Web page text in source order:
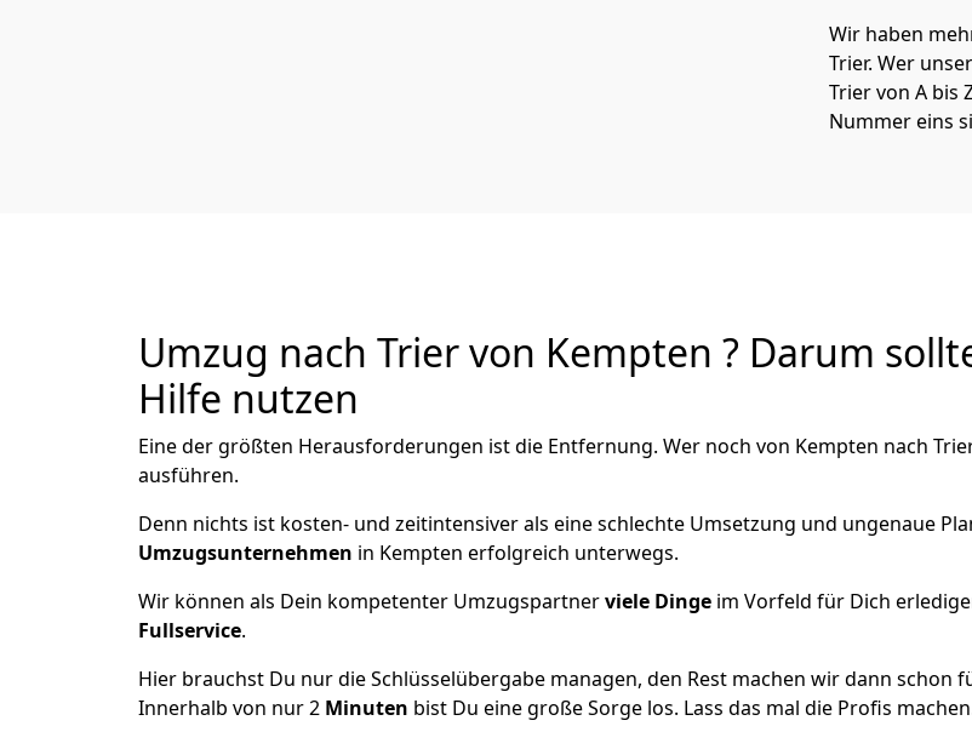
Wir haben
Trier. Wer
Trier von A bis
Nummer eins
Umzug nach Trier von Kempten ? Darum
Hilfe nutzen
Eine der größten Herausforderungen ist die Entfernung. Wer noch von Kempten nach
ausführen.
Denn nichts ist kosten- und zeitintensiver als eine schlechte Umsetzung und ungenaue
Umzugsunternehmen in Kempten erfolgreich unterwegs.
Wir können als Dein kompetenter Umzugspartnerviele Dinge im Vorfeld für Dich
Fullservice.
Hier brauchst Du nur die Schlüsselübergabe managen, den Rest machen wir dann schon
Innerhalb von nur 2 Minuten bist Du eine große Sorge los. Lass das mal die Profis